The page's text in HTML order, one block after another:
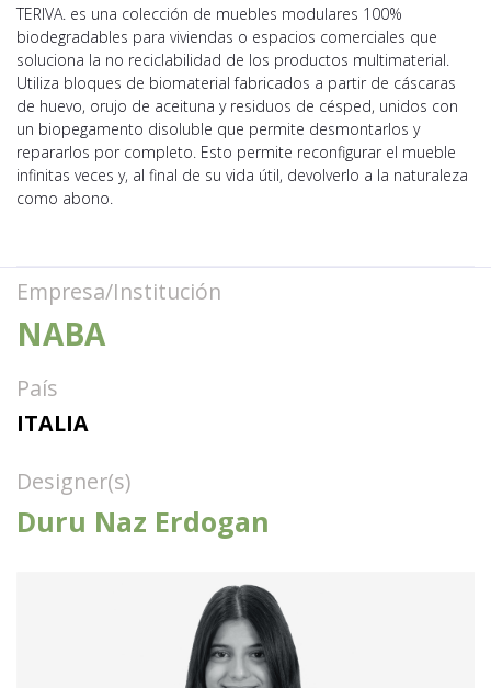
TERIVA. es una colección de muebles modulares 100%
biodegradables para viviendas o espacios comerciales que
soluciona la no reciclabilidad de los productos multimaterial.
Utiliza bloques de biomaterial fabricados a partir de cáscaras
de huevo, orujo de aceituna y residuos de césped, unidos con
un biopegamento disoluble que permite desmontarlos y
repararlos por completo. Esto permite reconfigurar el mueble
infinitas veces y, al final de su vida útil, devolverlo a la naturaleza
como abono.
Empresa/Institución
NABA
País
ITALIA
Designer(s)
Duru Naz Erdogan